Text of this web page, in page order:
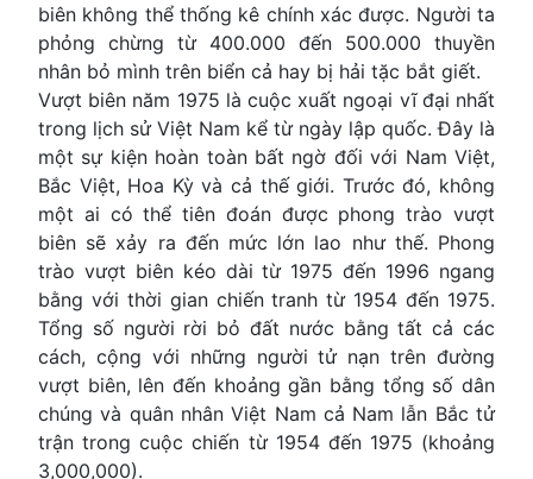
biên không thể thống kê chính xác được. Người ta
phỏng chừng từ 400.000 đến 500.000 thuyền
nhân bỏ mình trên biển cả hay bị hải tặc bắt giết.
Vượt biên năm 1975 là cuộc xuất ngoại vĩ đại nhất
trong lịch sử Việt Nam kể từ ngày lập quốc. Ðây là
một sự kiện hoàn toàn bất ngờ đối với Nam Việt,
Bắc Việt, Hoa Kỳ và cả thế giới. Trước đó, không
một ai có thể tiên đoán được phong trào vượt
biên sẽ xảy ra đến mức lớn lao như thế. Phong
trào vượt biên kéo dài từ 1975 đến 1996 ngang
bằng với thời gian chiến tranh từ 1954 đến 1975.
Tổng số người rời bỏ đất nước bằng tất cả các
cách, cộng với những người tử nạn trên đường
vượt biên, lên đến khoảng gần bằng tổng số dân
chúng và quân nhân Việt Nam cả Nam lẫn Bắc tử
trận trong cuộc chiến từ 1954 đến 1975 (khoảng
3,000,000).